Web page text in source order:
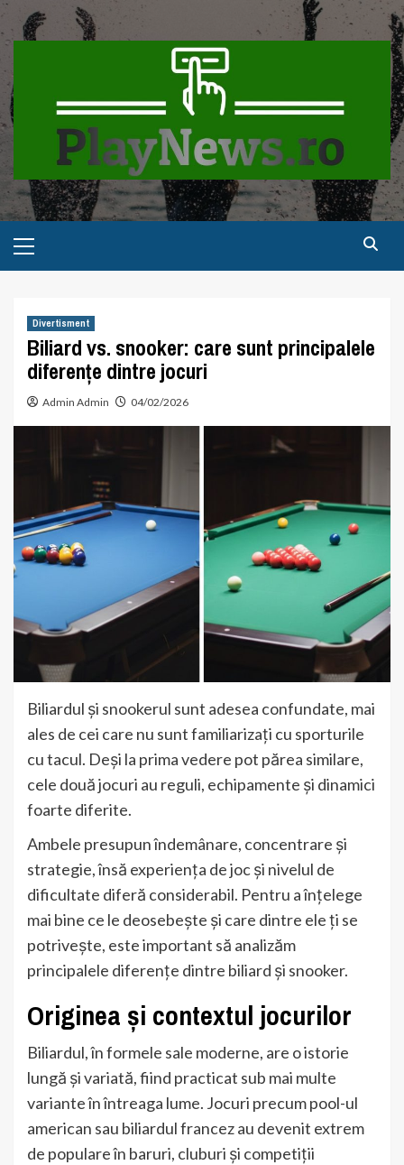
Skip
to
Menu
Divertisment
Biliard vs. snooker: care sunt principalele
diferențe dintre jocuri
Admin Admin 04/02/2026
Biliardul și snookerul sunt adesea confundate, mai
ales de cei care nu sunt familiarizați cu sporturile
cu tacul. Deși la prima vedere pot părea similare,
cele două jocuri au reguli, echipamente și dinamici
foarte diferite.
Ambele presupun îndemânare, concentrare și
strategie, însă experiența de joc și nivelul de
dificultate diferă considerabil. Pentru a înțelege
mai bine ce le deosebește și care dintre ele ți se
potrivește, este important să analizăm
principalele diferențe dintre biliard și snooker.
Originea și contextul jocurilor
Biliardul, în formele sale moderne, are o istorie
lungă și variată, fiind practicat sub mai multe
variante în întreaga lume. Jocuri precum pool-ul
american sau biliardul francez au devenit extrem
de populare în baruri, cluburi și competiții